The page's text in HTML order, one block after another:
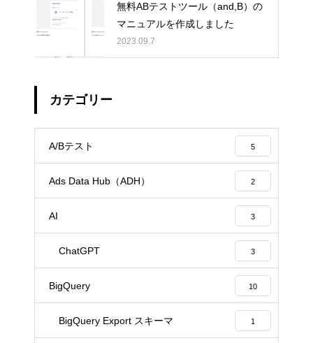
無料ABテストツール（and,B）の
マニュアルを作成しました
2023.09.7
カテゴリー
A/Bテスト 5
Ads Data Hub（ADH） 2
AI 3
ChatGPT 3
BigQuery 10
BigQuery Export スキーマ 1